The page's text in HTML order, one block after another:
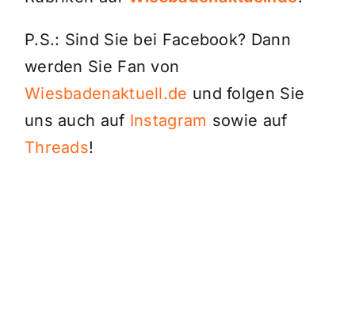
P.S.: Sind Sie bei Facebook? Dann
werden Sie Fan von
Wiesbadenaktuell.de und folgen Sie
uns auch auf Instagram sowie auf
Threads!